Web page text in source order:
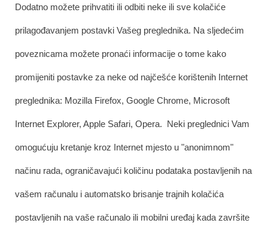
Dodatno možete prihvatiti ili odbiti neke ili sve kolačiće
prilagođavanjem postavki Vašeg preglednika. Na sljedećim
poveznicama možete pronaći informacije o tome kako
promijeniti postavke za neke od najčešće korištenih Internet
preglednika: Mozilla Firefox, Google Chrome, Microsoft
Internet Explorer, Apple Safari, Opera. Neki preglednici Vam
omogućuju kretanje kroz Internet mjesto u "anonimnom"
načinu rada, ograničavajući količinu podataka postavljenih na
vašem računalu i automatsko brisanje trajnih kolačića
postavljenih na vaše računalo ili mobilni uređaj kada završite